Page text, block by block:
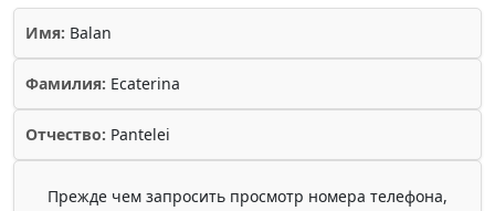
Имя: Balan
Фамилия: Ecaterina
Отчество: Pantelei
Прежде чем запросить просмотр номера телефона,